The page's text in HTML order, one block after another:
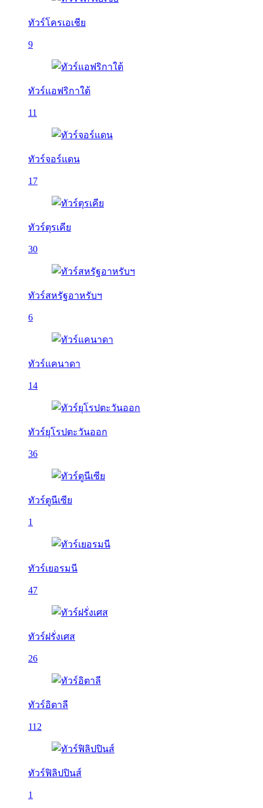
ทัวร์โครเอเชีย
9
ทัวร์แอฟริกาใต้
11
ทัวร์จอร์แดน
17
ทัวร์ตุรเคีย
30
ทัวร์สหรัฐอาหรับฯ
6
ทัวร์แคนาดา
14
ทัวร์ยุโรปตะวันออก
36
ทัวร์ตูนีเซีย
1
ทัวร์เยอรมนี
47
ทัวร์ฝรั่งเศส
26
ทัวร์อิตาลี
112
ทัวร์ฟิลิปปินส์
1